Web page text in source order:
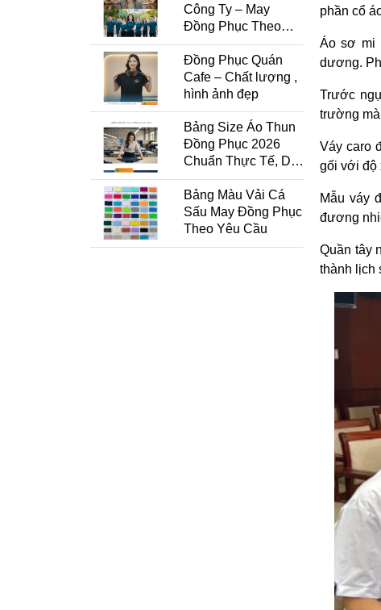
phần cổ
Áo sơ mi
dương.
Trước
trường
Váy caro
gối với độ
Mẫu váy
đương
Quần tây
thành lịch
Công Ty – May
Đồng Phục Theo
Yêu Cầu Tại Xưởng
HCM
Đồng Phục Quán
Cafe – Chất lượng ,
hình ảnh đẹp
Bảng Size Áo Thun
Đồng Phục 2026
Chuẩn Thực Tế, Dễ
Chọn, Ít Sai Số
Bảng Màu Vải Cá
Sấu May Đồng Phục
Theo Yêu Cầu